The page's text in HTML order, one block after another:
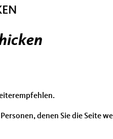
denen Sie die Seite